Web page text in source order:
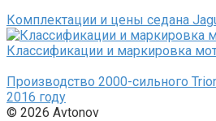
Комплектации и цены седана
Классификации и маркировка
Производство 2000-сильного
2016 году
© 2026 Avtonov